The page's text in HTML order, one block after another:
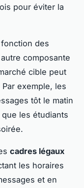
pour éviter la
des
composante
cible peut
exemple, les
tôt le matin
les étudiants
cadres légaux
les horaires
et en